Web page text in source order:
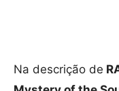
Na descrição de